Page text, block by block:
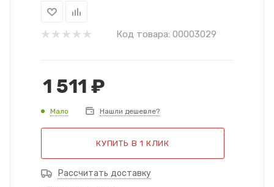
Код товара: 00003029
1 511 ₽
Мало Нашли дешевле?
КУПИТЬ В 1 КЛИК
Рассчитать доставку